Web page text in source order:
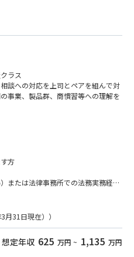
ラス
談への対応を上司とペアを組んで対
事業、製品群、商慣習等への理解を
・倒産法などの法分野など、業務の
ジェクト案件への参画、訴訟を含む
な案件を担当して頂きます。
ラス
、製品群、商慣習等を理解いただき
、訴訟を含む各種紛争解決の支援な
ます。経験・能力を踏まえ、プロジ
てもらう場合もあります。
方
または法律事務所での法務実務経験
英語の読み書きのスキルは業務で
いることが望ましいため
月31日現在））
想定年収 625 万円 ~ 1,135 万円